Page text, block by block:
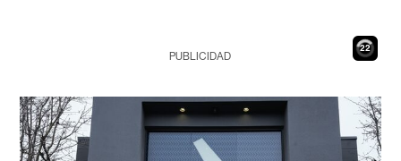
21
PUBLICIDAD